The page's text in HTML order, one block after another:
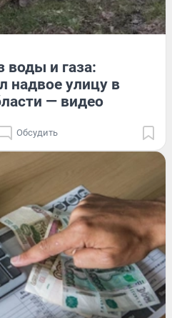
воды и газа:
надвое улицу в
— видео
Обсудить